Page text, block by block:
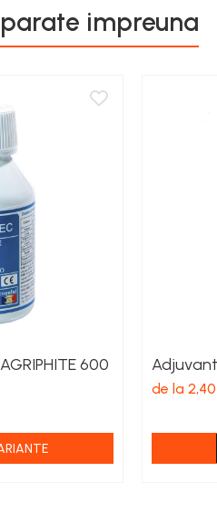
impreuna
600
de la 2,40